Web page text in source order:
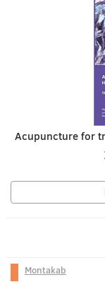
Acupuncture for
Montakab